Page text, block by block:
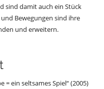
sind damit auch ein Stück
Bewegungen sind ihre
und erweitern.
= ein seltsames Spiel“ (2005)